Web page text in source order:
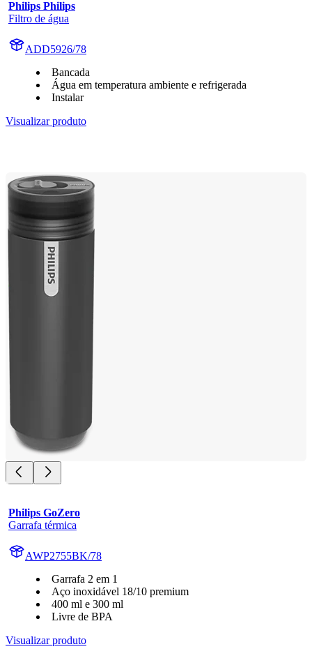
Philips Philips
Filtro de água
ADD5926/78
Bancada
Água em temperatura ambiente e refrigerada
Instalar
Visualizar produto
Philips GoZero
Garrafa térmica
AWP2755BK/78
Garrafa 2 em 1
Aço inoxidável 18/10 premium
400 ml e 300 ml
Livre de BPA
Visualizar produto